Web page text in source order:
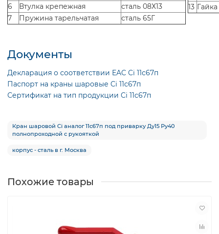
6
Втулка крепежная
сталь 08Х13
7
Пружина тарельчатая сталь 65Г
13 Гайка
Документы
Декларация о соответствии EAC Ci 11с67п
Паспорт на краны шаровые Ci 11с67п
Сертификат на тип продукции Ci 11с67п
Кран шаровой Ci аналог 11с67п под приварку Ду15 Ру40
полнопроходной с рукояткой
корпус - сталь в г. Москва
Похожие товары